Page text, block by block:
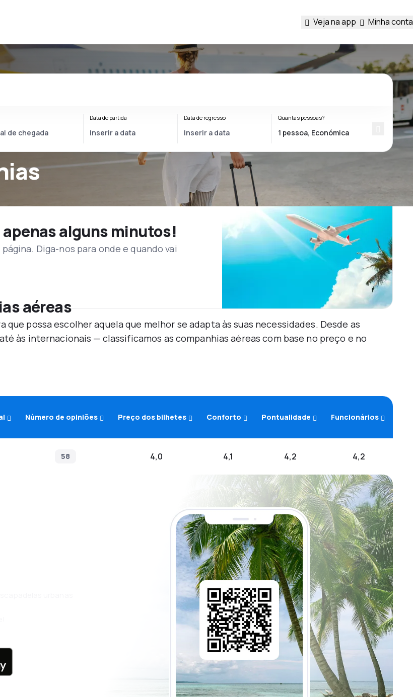
Veja na app Minha conta
Data de partida Data de regresso Quantas pessoas?
apenas alguns minutos!
Diga-nos para onde e quando vai
aéreas
possa escolher aquela que melhor se adapta às suas necessidades. Desde as
às internacionais — classificamos as companhias aéreas com base no preço e no
Número de opiniões Preço dos bilhetes Conforto Pontualidade Funcionários
58 4,0 4,1 4,2 4,2